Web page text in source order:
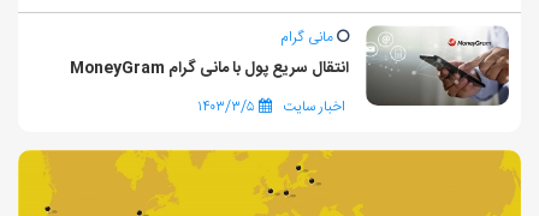
مانی گرام
انتقال سریع پول با مانی گرام MoneyGram
اخبار سایت ۱۴۰۳/۳/۵